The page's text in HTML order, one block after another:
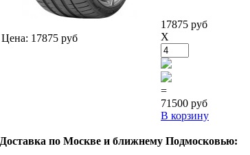
Цена: 17875 руб
17875 руб
X
=
71500 руб
В корзину
Доставка по Москве и ближнему Подмосковью: